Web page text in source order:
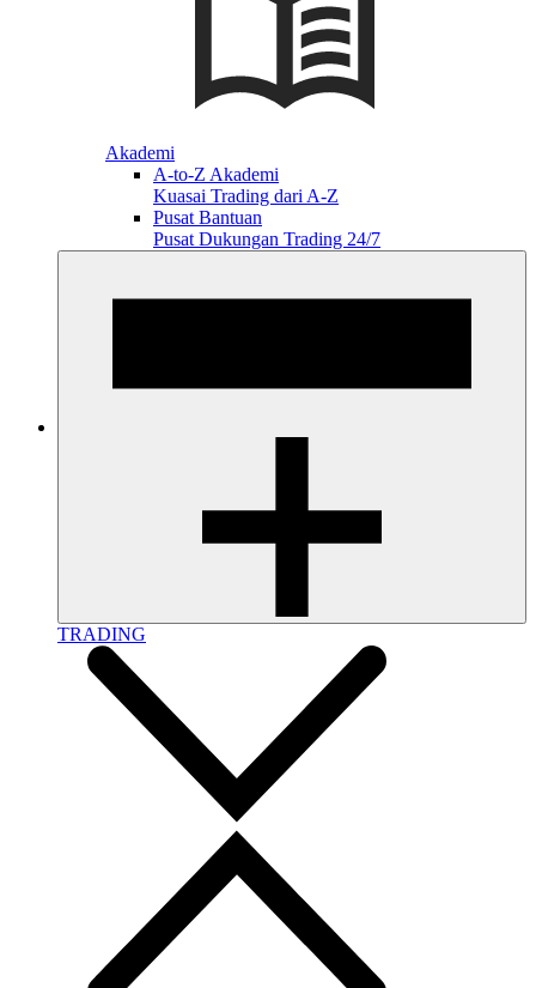
Akademi
A-to-Z Akademi
Kuasai Trading dari A-Z
Pusat Bantuan
Pusat Dukungan Trading 24/7
TRADING